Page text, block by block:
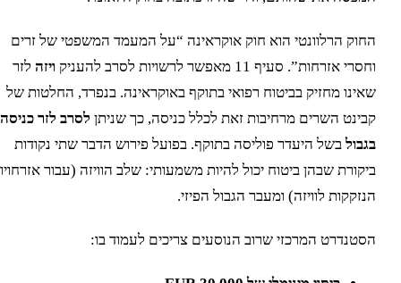
הרלוונטי הוא חוק אוקראינה “על המעמד המשפטי של זרים
אזרחות”. סעיף 11 מאפשר לרשויות לסרב להעניק
ויזהלזר
מחזיק בביטוח רפואי בתוקף באוקראינה. בנפרד, החלטות של
השרים מרחיבות זאת לכלל כניסה, כך שניתןלסרב לזר כניסה
בשל היעדר פוליסה בתוקף. בפועל פירוש הדבר שתי נקודות
שבהן ביטוח יכול להיות משמעותי: שלב הוויזה (עבור אזרחויות
לוויזה) ומעבר הגבול הפיזי.
המרכזי שרוב הנוסעים צריכים לעמוד בו: